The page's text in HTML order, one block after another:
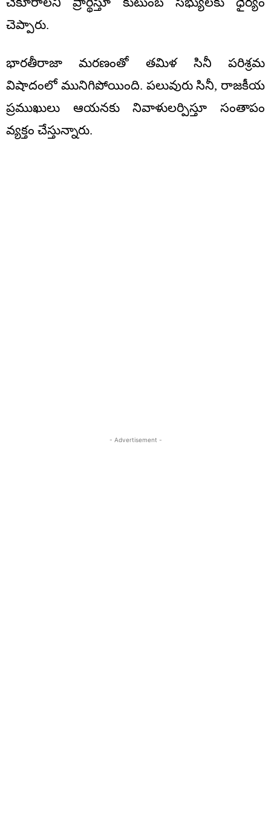
చెప్పారు.
భారతీరాజా మరణంతో తమిళ సినీ పరిశ్రమ
విషాదంలో మునిగిపోయింది. పలువురు సినీ, రాజకీయ
ప్రముఖులు ఆయనకు నివాళులర్పిస్తూ సంతాపం
వ్యక్తం చేస్తున్నారు.
- Advertisement -